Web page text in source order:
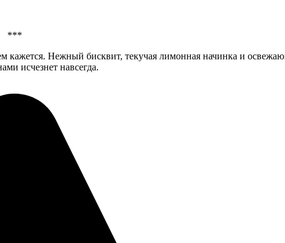
***
кажется. Нежный бисквит, текучая лимонная начинка и
исчезнет навсегда.